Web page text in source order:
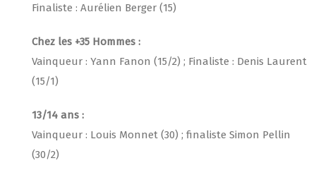
Finaliste : Aurélien Berger (15)
Chez les +35 Hommes :
Vainqueur : Yann Fanon (15/2) ; Finaliste : Denis Laurent
(15/1)
13/14 ans :
Vainqueur : Louis Monnet (30) ; finaliste Simon Pellin
(30/2)